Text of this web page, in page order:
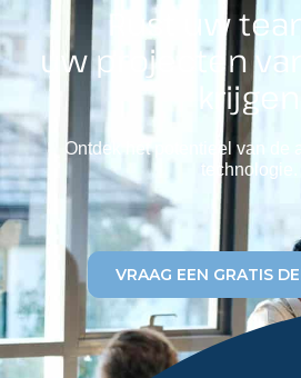
Rust uw
uw projecten
krijgen
Ontdek het potentieel van de
technologie.
VRAAG EEN GRATIS